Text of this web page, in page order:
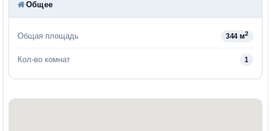
Общее
Общая площадь 344 м2
Кол-во комнат 1